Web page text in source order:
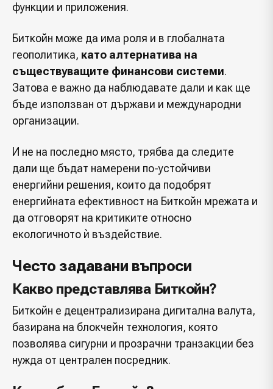
функции и приложения.
Биткойн може да има роля и в глобалната
геополитика, като алтернатива на
съществуващите финансови системи.
Затова е важно да наблюдавате дали и как ще
бъде използван от държави и международни
организации.
И не на последно място, трябва да следите
дали ще бъдат намерени по-устойчиви
енергийни решения, които да подобрят
енергийната ефективност на Биткойн мрежата и
да отговорят на критиките относно
екологичното ѝ въздействие.
Често задавани въпроси
Какво представлява Биткойн?
Биткойн е децентрализирана дигитална валута,
базирана на блокчейн технология, която
позволява сигурни и прозрачни транзакции без
нужда от централен посредник.